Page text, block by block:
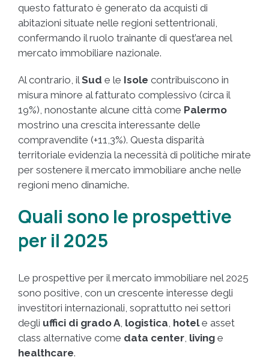
questo fatturato è generato da acquisti di
abitazioni situate nelle regioni settentrionali,
confermando il ruolo trainante di quest’area nel
mercato immobiliare nazionale.
Al contrario, ilSud e le Isole contribuiscono in
misura minore al fatturato complessivo (circa il
19%), nonostante alcune città come Palermo
mostrino una crescita interessante delle
compravendite (+11,3%). Questa disparità
territoriale evidenzia la necessità di politiche mirate
per sostenere il mercato immobiliare anche nelle
regioni meno dinamiche.
Quali sono le prospettive
per il 2025
Le prospettive per il mercato immobiliare nel 2025
sono positive, con un crescente interesse degli
investitori internazionali, soprattutto nei settori
degli uffici di grado A, logistica, hotele asset
class alternative come data center, living e
healthcare.